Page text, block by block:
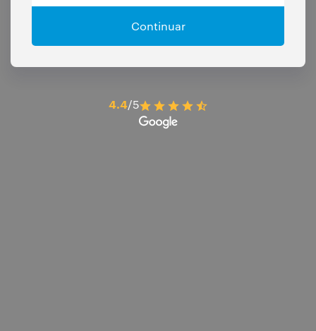
Continuar
4.4/5